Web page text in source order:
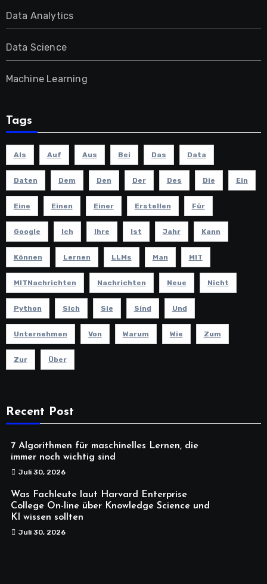
Data Analytics
Data Science
Machine Learning
Tags
Als Auf Aus Bei Das Data
Daten Dem Den Der Des Die Ein
Eine Einen Einer Erstellen Für
Google Ich Ihre Ist Jahr Kann
Können Lernen LLMs Man MIT
MITNachrichten Nachrichten Neue Nicht
Python Sich Sie Sind Und
Unternehmen Von Warum Wie Zum
Zur Über
Recent Post
7 Algorithmen für maschinelles Lernen, die
immer noch wichtig sind
Juli 30, 2026
Was Fachleute laut Harvard Enterprise
College On-line über Knowledge Science und
KI wissen sollten
Juli 30, 2026